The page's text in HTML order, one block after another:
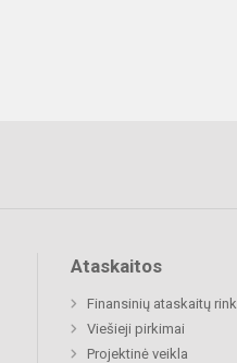
Ataskaitos
Finansinių ataskaitų
Viešieji pirkimai
Projektinė veikla